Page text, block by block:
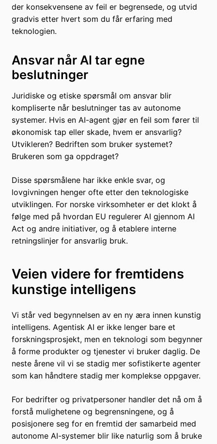
der konsekvensene av feil er begrensede, og utvid
gradvis etter hvert som du får erfaring med
teknologien.
Ansvar når AI tar egne
beslutninger
Juridiske og etiske spørsmål om ansvar blir
kompliserte når beslutninger tas av autonome
systemer. Hvis en AI-agent gjør en feil som fører til
økonomisk tap eller skade, hvem er ansvarlig?
Utvikleren? Bedriften som bruker systemet?
Brukeren som ga oppdraget?
Disse spørsmålene har ikke enkle svar, og
lovgivningen henger ofte etter den teknologiske
utviklingen. For norske virksomheter er det klokt å
følge med på hvordan EU regulerer AI gjennom AI
Act og andre initiativer, og å etablere interne
retningslinjer for ansvarlig bruk.
Veien videre for fremtidens
kunstige intelligens
Vi står ved begynnelsen av en ny æra innen kunstig
intelligens. Agentisk AI er ikke lenger bare et
forskningsprosjekt, men en teknologi som begynner
å forme produkter og tjenester vi bruker daglig. De
neste årene vil vi se stadig mer sofistikerte agenter
som kan håndtere stadig mer komplekse oppgaver.
For bedrifter og privatpersoner handler det nå om å
forstå mulighetene og begrensningene, og å
posisjonere seg for en fremtid der samarbeid med
autonome AI-systemer blir like naturlig som å bruke